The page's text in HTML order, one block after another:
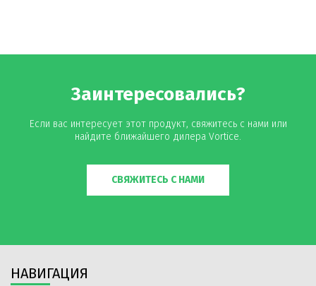
Заинтересовались?
Если вас интересует этот продукт, свяжитесь с нами или
найдите ближайшего дилера Vortice.
СВЯЖИТЕСЬ С НАМИ
НАВИГАЦИЯ